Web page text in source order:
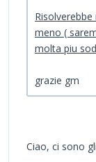
meno (
molta piu
grazie gm
Ciao, ci sono